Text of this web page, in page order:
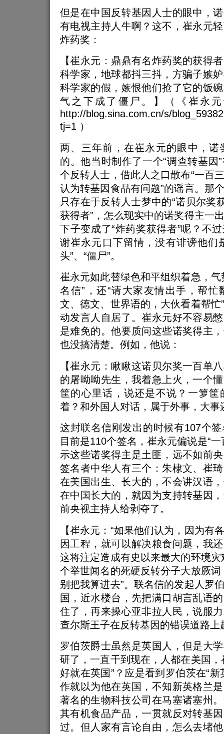
但是在中国反转基因人士的眼中，
有电视主持人牛啊？这不，崔永元
炸药奖：
【崔永元：鼎鼎有名炸药奖的获得
科学家，地球都抖三抖，方骗子嫉
科学家的假，嫉恨他们抢了它的饭
气之下成了僵尸。】（《崔永
http://blog.sina.com.cn/s/
tj=1 ）
两、三年前，在崔永元的眼中，诺
的。他当时制作了一个“调查转基因
个反转人士，借此人之口散布“一百
认为转基因食品有问题”的谣言。那
只存在于反转人士梦中的“诺贝尔奖
获得者”，怎么现实中的诺奖得主一
下子变成了“炸药奖获得者”呢？不
谢崔永元口下留情，没有诽谤他们
头”、“僵尸”。
崔永元如此替绿色和平组织着急，气
名信”，还“请大家友情出手，帮忙
文、德文、世界语的，大伙看着帮忙
动发言人自居了。崔永元好不容易
是难免的。他要质问这些诺奖得主
也没搞清楚。例如，他说：
【崔永元：瞅瞅这诺贝尔奖一百单
的屠呦呦先生，我着急上火，一个
筐的心里话，说还是不说？一箩筐
着？和外国人对话，属于外事，大事
这封联名信刚发出的时候有107个
目前是110个签名，崔永元偏说是“
示这些诺奖得主是土匪，远不如前
签名者中华人有三个：朱棣文、崔
在美国出生、长大的，不会讲汉语
在中国长大的，就因为支持转基因
前央视主持人给剥夺了。
【崔永元：“如果他们认为，因为有
因工程，就可以解决粮食问题，我
这将注定造成有史以来最大的环境灾
个举世闻名的死硬反转分子大放厥词
别把我算进去”。联名信的发起人罗
国，近水楼台，先把满口胡言乱语
住了，再来操心亚非拉人民，说服
查尔斯王子在反转基因的错误道路上
罗伯茨爵士虽然是英国人，但是大
研了，一直干到现在，人都在美国，
好就在英国”？应是看到罗伯茨在“
作就以为他在英国，不知新英格兰
著名的生物科技公司在马塞诸塞州
其有机食品产品，一贯就反对转基
过。但人家有言论自由，怎么去堵